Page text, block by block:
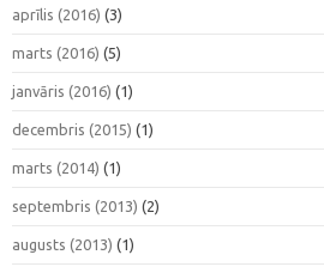
aprīlis (2016) (3)
marts (2016) (5)
janvāris (2016) (1)
decembris (2015) (1)
marts (2014) (1)
septembris (2013) (2)
augusts (2013) (1)